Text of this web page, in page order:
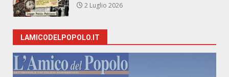
2 Luglio 2026
LAMICODELPOPOLO.IT